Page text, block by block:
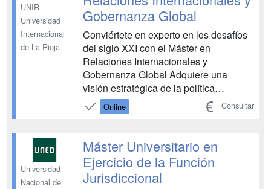
UNIR -
Universidad
Internacional
de La Rioja
Gobernanza Global
Conviértete en experto en los desafíos
del siglo XXI con el Máster en
Relaciones Internacionales y
Gobernanza Global Adquiere una
visión estratégica de la política
interestatal del momento El Máster en
Relaciones Internacionales y
universitario que te ofrece una
formación avanzada para interpretar la
complejidad d...
Online Consultar
Universidad
Nacional de
Máster Universitario en
Ejercicio de la Función
Jurisdiccional